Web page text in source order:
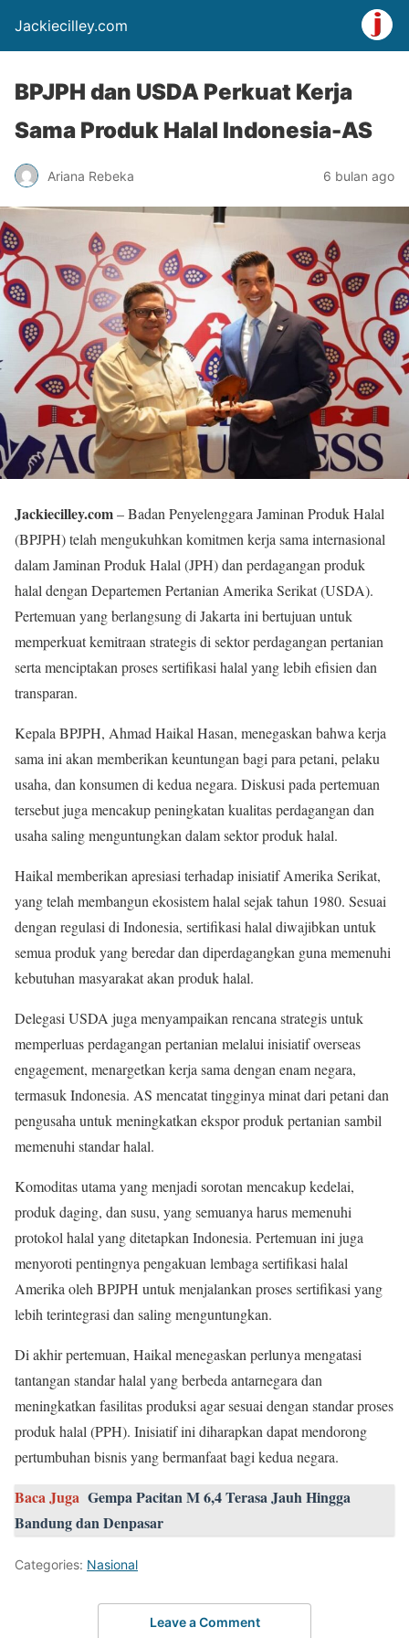
Jackiecilley.com
BPJPH dan USDA Perkuat Kerja
Sama Produk Halal Indonesia-AS
Ariana Rebeka 6 bulan ago
Jackiecilley.com– Badan Penyelenggara Jaminan Produk Halal
(BPJPH) telah mengukuhkan komitmen kerja sama internasional
dalam Jaminan Produk Halal (JPH) dan perdagangan produk
halal dengan Departemen Pertanian Amerika Serikat (USDA).
Pertemuan yang berlangsung di Jakarta ini bertujuan untuk
memperkuat kemitraan strategis di sektor perdagangan pertanian
serta menciptakan proses sertifikasi halal yang lebih efisien dan
transparan.
Kepala BPJPH, Ahmad Haikal Hasan, menegaskan bahwa kerja
sama ini akan memberikan keuntungan bagi para petani, pelaku
usaha, dan konsumen di kedua negara. Diskusi pada pertemuan
tersebut juga mencakup peningkatan kualitas perdagangan dan
usaha saling menguntungkan dalam sektor produk halal.
Haikal memberikan apresiasi terhadap inisiatif Amerika Serikat,
yang telah membangun ekosistem halal sejak tahun 1980. Sesuai
dengan regulasi di Indonesia, sertifikasi halal diwajibkan untuk
semua produk yang beredar dan diperdagangkan guna memenuhi
kebutuhan masyarakat akan produk halal.
Delegasi USDA juga menyampaikan rencana strategis untuk
memperluas perdagangan pertanian melalui inisiatif overseas
engagement, menargetkan kerja sama dengan enam negara,
termasuk Indonesia. AS mencatat tingginya minat dari petani dan
pengusaha untuk meningkatkan ekspor produk pertanian sambil
memenuhi standar halal.
Komoditas utama yang menjadi sorotan mencakup kedelai,
produk daging, dan susu, yang semuanya harus memenuhi
protokol halal yang ditetapkan Indonesia. Pertemuan ini juga
menyoroti pentingnya pengakuan lembaga sertifikasi halal
Amerika oleh BPJPH untuk menjalankan proses sertifikasi yang
lebih terintegrasi dan saling menguntungkan.
Di akhir pertemuan, Haikal menegaskan perlunya mengatasi
tantangan standar halal yang berbeda antarnegara dan
meningkatkan fasilitas produksi agar sesuai dengan standar proses
produk halal (PPH). Inisiatif ini diharapkan dapat mendorong
pertumbuhan bisnis yang bermanfaat bagi kedua negara.
Baca Juga Gempa Pacitan M 6,4 Terasa Jauh Hingga
Bandung dan Denpasar
Categories: Nasional
Leave a Comment